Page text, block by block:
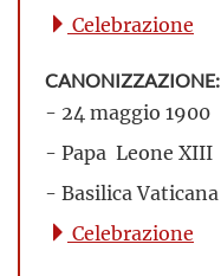
Celebrazione
CANONIZZAZIONE:
- 24 maggio 1900
- Papa Leone XIII
- Basilica Vaticana
Celebrazione